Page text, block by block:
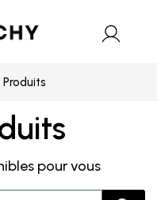
Produits
pour vous